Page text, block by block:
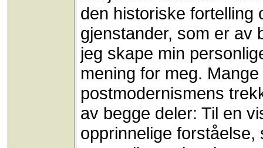
den historiske fortelling
gjenstander, som er av
jeg skape min
mening for meg.
postmodernismens
av begge deler: Til en
opprinnelige